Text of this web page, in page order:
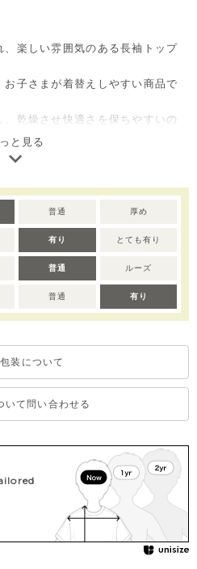
楽しい雰囲気のある長袖トップ
子さまが着替えしやすい商品で
乾燥させ快適さを保ちやすいの
。
祝いやベビー服のギフトとして
変わりますので予めご了承くだ
サイズ：肩部分開き、120-130
際の商品の色味と異なって見える
により、他の衣類や下着、バッ
ます。淡色のものとの組み合わせ
タオルで軽く水気を取り、形を
と見る
普通 厚め
有り とても有り
普通 ルーズ
普通 有り
装について
いて問い合わせる